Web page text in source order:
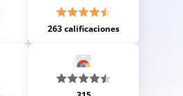
263 calificaciones